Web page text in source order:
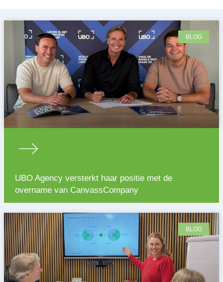
BLOG
UBO Agency versterkt haar positie met de
overname van CanvassCompany
BLOG